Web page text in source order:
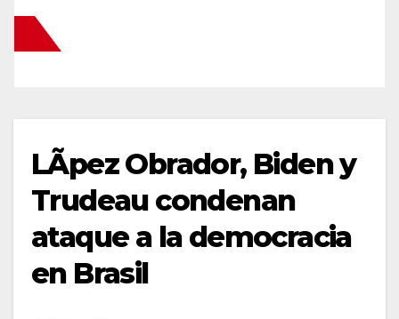
LÃpez Obrador, Biden y
Trudeau condenan
ataque a la democracia
en Brasil